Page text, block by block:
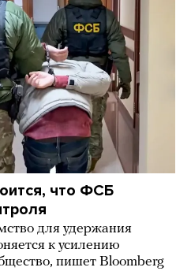
что ФСБ
для удержания
к усилению
пишет Bloomberg